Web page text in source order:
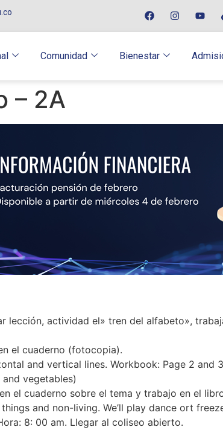
Comunidad Bienestar
– 2A
lección, actividad el» tren del alfabeto»,
el cuaderno (fotocopia).
and vertical lines. Workbook: Page 2 and
vegetables)
el cuaderno sobre el tema y trabajo en el
and non-living. We’ll play dance ort
8: 00 am. Llegar al coliseo abierto.